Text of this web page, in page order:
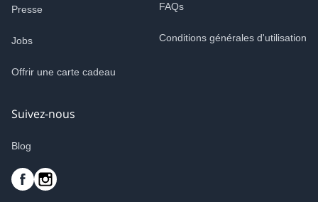
Presse
Jobs
Offrir une carte cadeau
FAQs
Conditions générales d'utilisation
Suivez-nous
Blog